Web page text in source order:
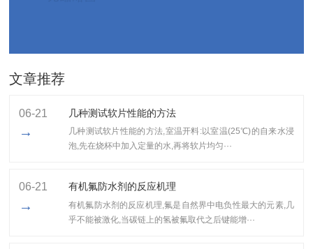
文章推荐
06-21
→
几种测试软片性能的方法
几种测试软片性能的方法,室温开料:以室温(25℃)的自来水浸
泡,先在烧杯中加入定量的水,再将软片均匀···
06-21
→
有机氟防水剂的反应机理
有机氟防水剂的反应机理,氟是自然界中电负性最大的元素,几
乎不能被激化,当碳链上的氢被氟取代之后键能增···